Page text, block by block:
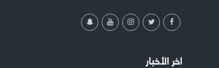
اخر الأخبار